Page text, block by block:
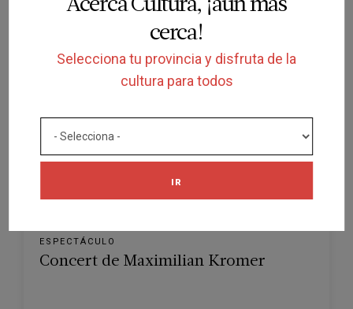
Acerca Cultura, ¡aún más
cerca!
Selecciona tu provincia y disfruta de la
cultura para todos
IR
CANÓNICA DE SANTA MARIA DE VILABERTRAN
28/08/2026
ESPECTÁCULO
Concert de Maximilian Kromer